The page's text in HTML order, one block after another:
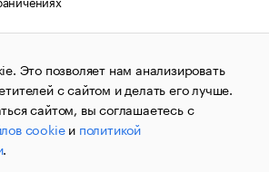
О соблюдении авторских прав
1995–2026.Сообщения
агентства «РБК»
службой по надзору в сфере
технологий и массовых
09.12.2015 за номером ИА
пометкой «РБК». Отдельные
информацию,
Это позволяет нам анализировать
с сайтом и делать его лучше.
сайтом, вы соглашаетесь с
cookieи политикой
.